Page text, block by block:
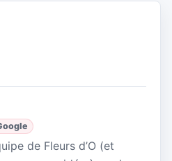
de Fleurs d’O (et